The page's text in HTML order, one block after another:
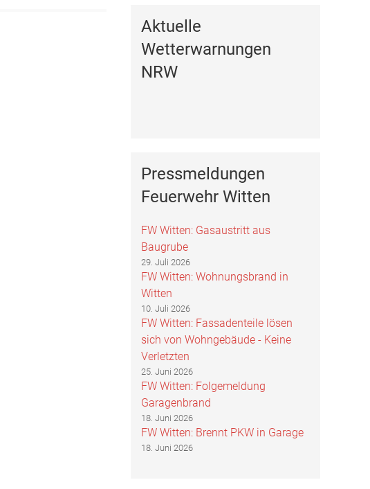
Aktuelle
Wetterwarnungen
NRW
Pressmeldungen
Feuerwehr Witten
FW Witten: Gasaustritt aus
Baugrube
29. Juli 2026
FW Witten: Wohnungsbrand in
Witten
10. Juli 2026
FW Witten: Fassadenteile lösen
sich von Wohngebäude - Keine
Verletzten
25. Juni 2026
FW Witten: Folgemeldung
Garagenbrand
18. Juni 2026
FW Witten: Brennt PKW in Garage
18. Juni 2026